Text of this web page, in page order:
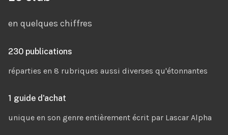
en quelques chiffres
230 publications
réparties en 8 rubriques aussi diverses qu'étonnantes
1 guide d'achat
unique en son genre entièrement écrit par Lascar Alpha